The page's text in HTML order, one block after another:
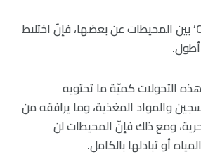
وعند اختلاف ال’Cline’ بين المحيطات عن بعضها، فإنّ اختلاط
التحولات كميّة ما تحتويه
والمواد المغذية، وما يرافقه من
ومع ذلك فإنّ المحيطات لن
أو تبادلها بالكامل.